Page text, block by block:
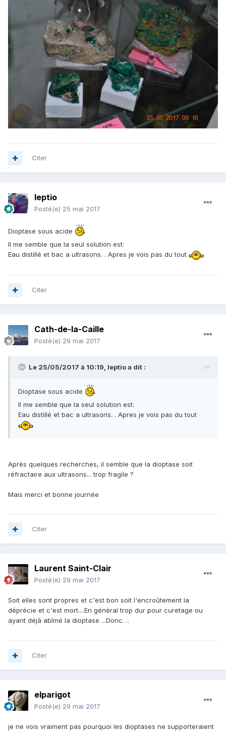
je déconseille , il y a peu de solutions aux
vues des photos.J'ai nettoyé des dioptases a
la dithionite ,mais je ne pense pas que cette
méthode soit applicable a la tienne, car
l'inutile sert aussi de "ciment" , et donc
contribue a la cohérence de la pièce.
Il ne reste plus qu'à retourner au Gabon ,et
.....creuser!!
Bonne vie a toi.
Citer
leptio
Posté(e) 25 mai 2017
Dioptase sous acide
Il me semble que la seul solution est:
Eau distillé et bac a ultrasons. . Apres je vois pas du tout
Citer
Cath-de-la-Caille
Posté(e) 29 mai 2017
Le 25/05/2017 à 10:19, leptioa dit :
Dioptase sous acide
Il me semble que la seul solution est:
Eau distillé et bac a ultrasons. . Apres je vois pas du tout
Après quelques recherches, il semble que la dioptase soit
réfractaire aux ultrasons... trop fragile ?
Mais merci et bonne journée
Citer
Laurent Saint-Clair
Posté(e) 29 mai 2017
Soit elles sont propres et c'est bon soit l'encroûtement la
déprécie et c'est mort....En général trop dur pour curetage ou
ayant déjà abîmé la dioptase ...Donc. ..
Citer
elparigot
Posté(e) 29 mai 2017
je ne vois vraiment pas pourquoi les dioptases ne supporteraient